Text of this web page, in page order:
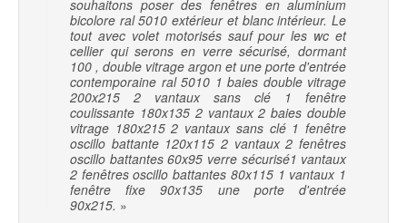
souhaitons poser des fenêtres en aluminium
bicolore ral 5010 extérieur et blanc intérieur. Le
tout avec volet motorisés sauf pour les wc et
cellier qui serons en verre sécurisé, dormant
100 , double vitrage argon et une porte d'entrée
contemporaine ral 5010 1 baies double vitrage
200x215 2 vantaux sans clé 1 fenêtre
coulissante 180x135 2 vantaux 2 baies double
vitrage 180x215 2 vantaux sans clé 1 fenêtre
oscillo battante 120x115 2 vantaux 2 fenêtres
oscillo battantes 60x95 verre sécurisé1 vantaux
2 fenêtres oscillo battantes 80x115 1 vantaux 1
fenêtre fixe 90x135 une porte d'entrée
90x215. »